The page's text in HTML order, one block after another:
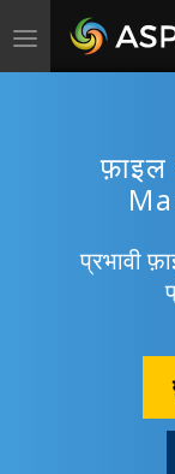
Toggle
navigation
प्रभावी